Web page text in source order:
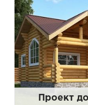
Проект